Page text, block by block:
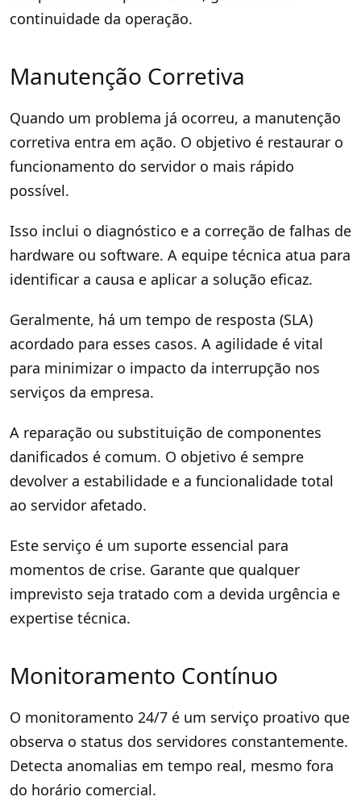
continuidade da operação.
Manutenção Corretiva
Quando um problema já ocorreu, a manutenção
corretiva entra em ação. O objetivo é restaurar o
funcionamento do servidor o mais rápido
possível.
Isso inclui o diagnóstico e a correção de falhas de
hardware ou software. A equipe técnica atua para
identificar a causa e aplicar a solução eficaz.
Geralmente, há um tempo de resposta (SLA)
acordado para esses casos. A agilidade é vital
para minimizar o impacto da interrupção nos
serviços da empresa.
A reparação ou substituição de componentes
danificados é comum. O objetivo é sempre
devolver a estabilidade e a funcionalidade total
ao servidor afetado.
Este serviço é um suporte essencial para
momentos de crise. Garante que qualquer
imprevisto seja tratado com a devida urgência e
expertise técnica.
Monitoramento Contínuo
O monitoramento 24/7 é um serviço proativo que
observa o status dos servidores constantemente.
Detecta anomalias em tempo real, mesmo fora
do horário comercial.